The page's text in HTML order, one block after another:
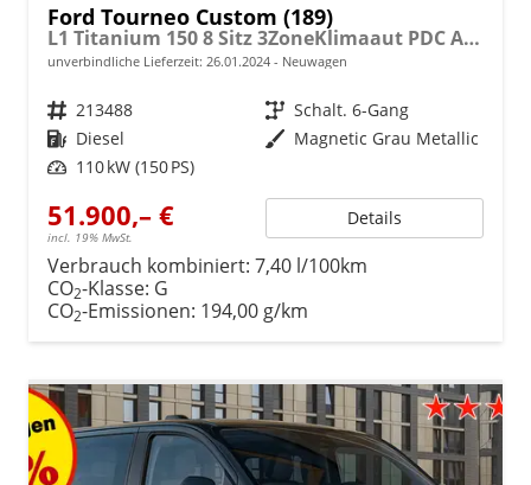
Ford Tourneo Custom (189)
L1 Titanium 150 8 Sitz 3ZoneKlimaaut PDC AdaptTemp Totw SHZ LMF Kamera NAVI AHK
unverbindliche Lieferzeit: 26.01.2024 Neuwagen
Fahrzeugnr. 213488 Getriebe Schalt. 6-Gang
Kraftstoff Diesel Außenfarbe Magnetic Grau Metallic
Leistung 110 kW (150 PS)
51.900,– €
incl. 19% MwSt.
Details
Verbrauch kombiniert: 7,40 l/100km
CO2-Klasse: G
CO2-Emissionen: 194,00 g/km